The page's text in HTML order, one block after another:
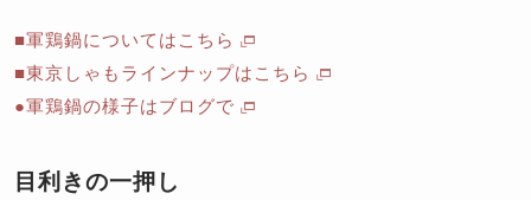
■軍鶏鍋についてはこちら
■東京しゃもラインナップはこちら
●軍鶏鍋の様子はブログで
目利きの一押し